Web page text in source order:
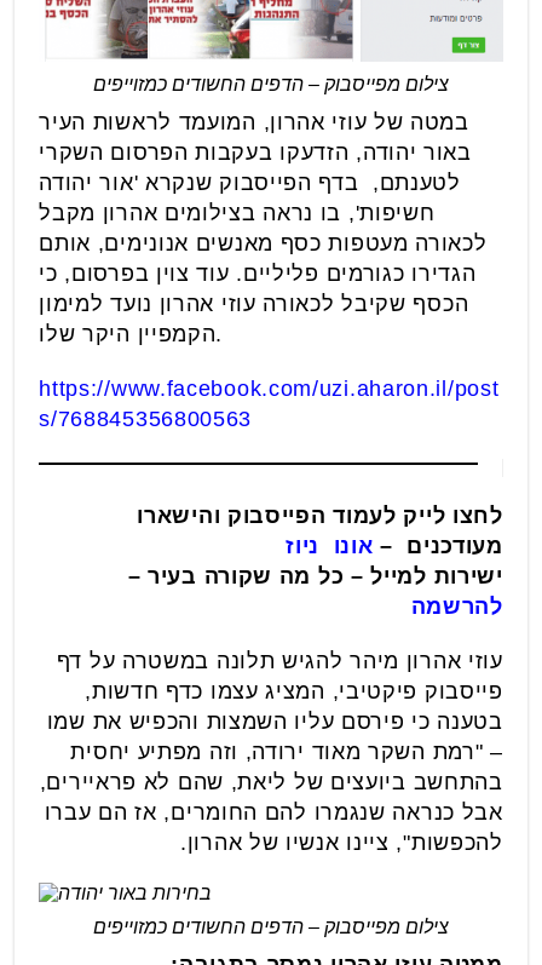
צילום מפייסבוק – הדפים החשודים כמזוייפים
במטה של עוזי אהרון, המועמד לראשות העיר
באור יהודה, הזדעקו בעקבות הפרסום השקרי
לטענתם, בדף הפייסבוק שנקרא 'אור יהודה
חשיפות', בו נראה בצילומים אהרון מקבל
לכאורה מעטפות כסף מאנשים אנונימים, אותם
הגדירו כגורמים פליליים. עוד צוין בפרסום, כי
הכסף שקיבל לכאורה עוזי אהרון נועד למימון
הקמפיין היקר שלו.
https://www.facebook.com/uzi.aharon.il/post
s/768845356800563
לחצו לייק לעמוד הפייסבוק והישארו
מעודכנים – אונו ניוז
ישירות למייל – כל מה שקורה בעיר –
להרשמה
עוזי אהרון מיהר להגיש תלונה במשטרה על דף
פייסבוק פיקטיבי, המציג עצמו כדף חדשות,
בטענה כי פירסם עליו השמצות והכפיש את שמו
– "רמת השקר מאוד ירודה, וזה מפתיע יחסית
בהתחשב ביועצים של ליאת, שהם לא פראיירים,
אבל כנראה שנגמרו להם החומרים, אז הם עברו
להכפשות", ציינו אנשיו של אהרון.
צילום מפייסבוק – הדפים החשודים כמזוייפים